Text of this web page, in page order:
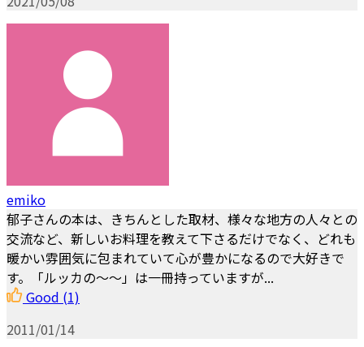
emiko
郁子さんの本は、きちんとした取材、様々な地方の人々との
交流など、新しいお料理を教えて下さるだけでなく、どれも
暖かい雰囲気に包まれていて心が豊かになるので大好きで
す。「ルッカの～～」は一冊持っていますが...
Good (1)
2011/01/14